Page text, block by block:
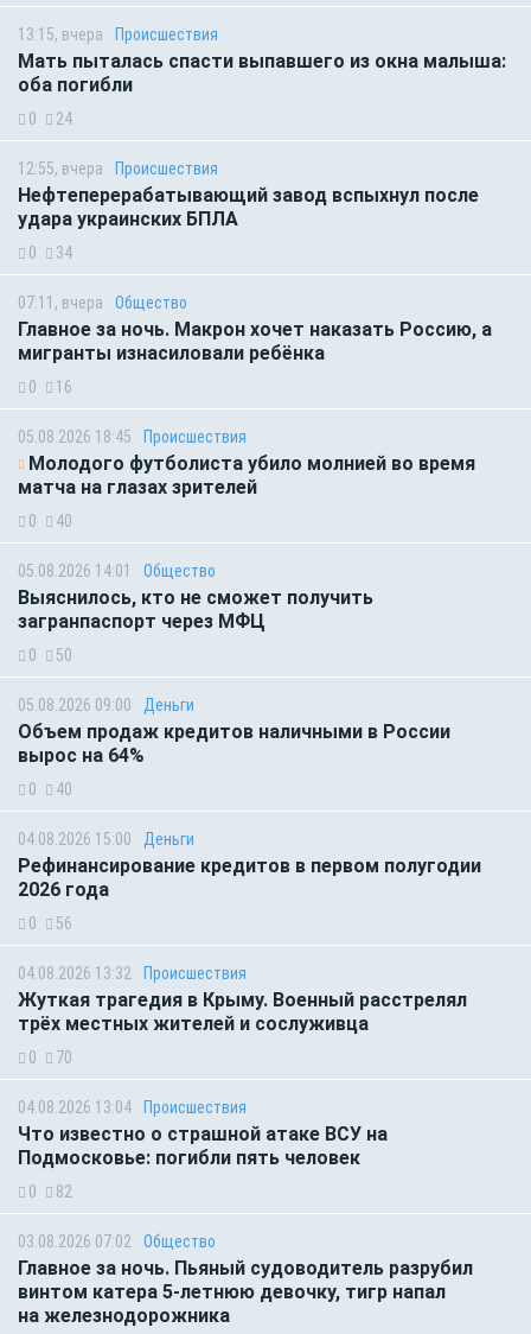
13:15, вчера Происшествия
Мать пыталась спасти выпавшего из окна малыша:
оба погибли
0 24
12:55, вчера Происшествия
Нефтеперерабатывающий завод вспыхнул после
удара украинских БПЛА
0 34
07:11, вчера Общество
Главное за ночь. Макрон хочет наказать Россию, а
мигранты изнасиловали ребёнка
0 16
05.08.2026 18:45 Происшествия
Молодого футболиста убило молнией во время
матча на глазах зрителей
0 40
05.08.2026 14:01 Общество
Выяснилось, кто не сможет получить
загранпаспорт через МФЦ
0 50
05.08.2026 09:00 Деньги
Объем продаж кредитов наличными в России
вырос на 64%
0 40
04.08.2026 15:00 Деньги
Рефинансирование кредитов в первом полугодии
2026 года
0 56
04.08.2026 13:32 Происшествия
Жуткая трагедия в Крыму. Военный расстрелял
трёх местных жителей и сослуживца
0 70
04.08.2026 13:04 Происшествия
Что известно о страшной атаке ВСУ на
Подмосковье: погибли пять человек
0 82
03.08.2026 07:02 Общество
Главное за ночь. Пьяный судоводитель разрубил
винтом катера 5-летнюю девочку, тигр напал
на железнодорожника